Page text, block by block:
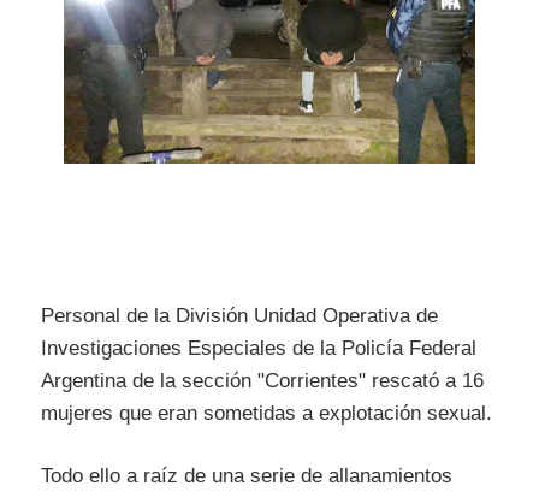
Personal de la División Unidad Operativa de
Investigaciones Especiales de la Policía Federal
Argentina de la sección "Corrientes" rescató a 16
mujeres que eran sometidas a explotación sexual.
Todo ello a raíz de una serie de allanamientos